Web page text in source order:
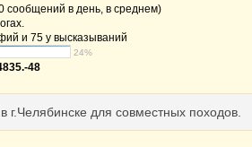
в день, в среднем)
и 75 у высказываний
24%
48
г.Челябинске для совместных походов.